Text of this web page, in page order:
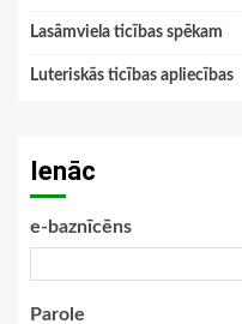
Lasāmviela ticības spēkam
Luteriskās ticības apliecības
Ienāc
e-baznīcēns
Parole